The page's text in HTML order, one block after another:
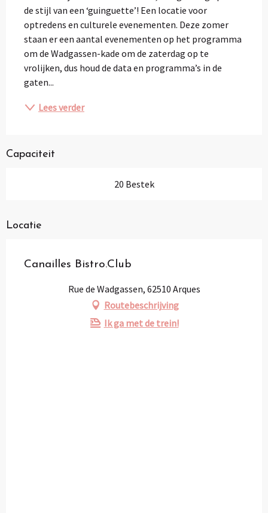
de stijl van een ‘guinguette’! Een locatie voor
optredens en culturele evenementen. Deze zomer
staan er een aantal evenementen op het programma
om de Wadgassen-kade om de zaterdag op te
vrolijken, dus houd de data en programma’s in de
gaten...
Lees verder
Capaciteit
20 Bestek
Locatie
Canailles Bistro.Club
Rue de Wadgassen, 62510 Arques
Routebeschrijving
Ik ga met de trein!